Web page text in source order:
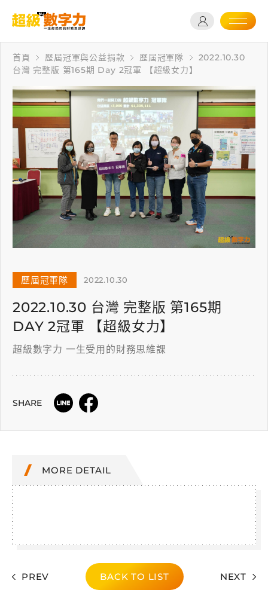
首頁 歷屆冠軍與公益捐款 歷屆冠軍隊
2022.10.30
台灣 完整版 第165期 Day 2冠軍 【超級女力】
歷屆冠軍隊 2022.10.30
2022.10.30 台灣 完整版 第165期
DAY 2冠軍 【超級女力】
超級數字力 一生受用的財務思維課
SHARE
MORE DETAIL
PREV BACK TO LIST NEXT